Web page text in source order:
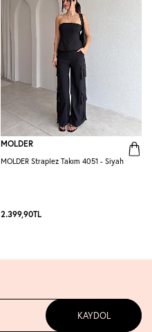
MOLDER
MOLDER Straplez Takım 4051 - Siyah
2.399,90TL
KAYDOL